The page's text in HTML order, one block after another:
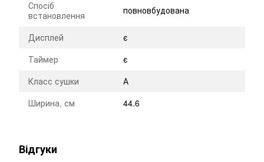
Спосіб
встановлення
повновбудована
Дисплей
є
Таймер
є
Класс сушки
А
Ширина, см
44.6
Відгуки